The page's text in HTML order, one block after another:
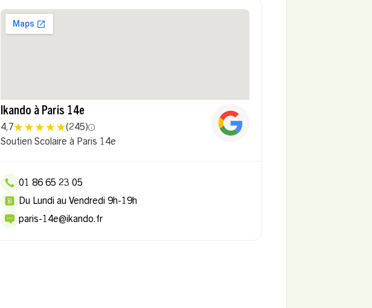
Ikando à Paris 14e
4,7 (245)
Soutien Scolaire à Paris 14e
01 86 65 23 05
Du Lundi au Vendredi 9h-19h
paris-14e@ikando.fr